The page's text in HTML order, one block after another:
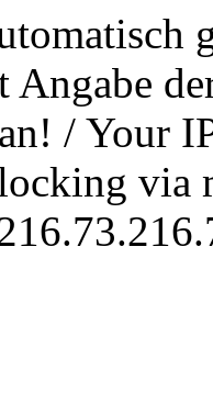
Angabe
/ Your